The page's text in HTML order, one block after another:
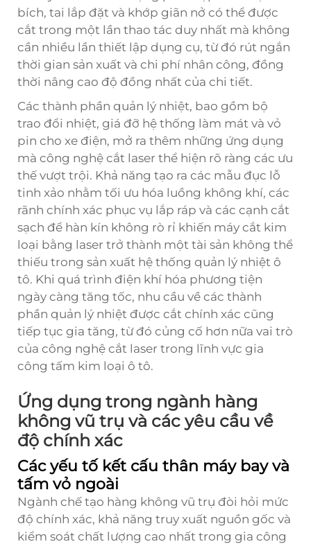
bích, tai lắp đặt và khớp giãn nở có thể được
cắt trong một lần thao tác duy nhất mà không
cần nhiều lần thiết lập dụng cụ, từ đó rút ngắn
thời gian sản xuất và chi phí nhân công, đồng
thời nâng cao độ đồng nhất của chi tiết.
Các thành phần quản lý nhiệt, bao gồm bộ
trao đổi nhiệt, giá đỡ hệ thống làm mát và vỏ
pin cho xe điện, mở ra thêm những ứng dụng
mà công nghệ cắt laser thể hiện rõ ràng các ưu
thế vượt trội. Khả năng tạo ra các mẫu đục lỗ
tinh xảo nhằm tối ưu hóa luồng không khí, các
rãnh chính xác phục vụ lắp ráp và các cạnh cắt
sạch để hàn kín không rò rỉ khiến máy cắt kim
loại bằng laser trở thành một tài sản không thể
thiếu trong sản xuất hệ thống quản lý nhiệt ô
tô. Khi quá trình điện khí hóa phương tiện
ngày càng tăng tốc, nhu cầu về các thành
phần quản lý nhiệt được cắt chính xác cũng
tiếp tục gia tăng, từ đó củng cố hơn nữa vai trò
của công nghệ cắt laser trong lĩnh vực gia
công tấm kim loại ô tô.
Ứng dụng trong ngành hàng
không vũ trụ và các yêu cầu về
độ chính xác
Các yếu tố kết cấu thân máy bay và
tấm vỏ ngoài
Ngành chế tạo hàng không vũ trụ đòi hỏi mức
độ chính xác, khả năng truy xuất nguồn gốc và
kiểm soát chất lượng cao nhất trong gia công